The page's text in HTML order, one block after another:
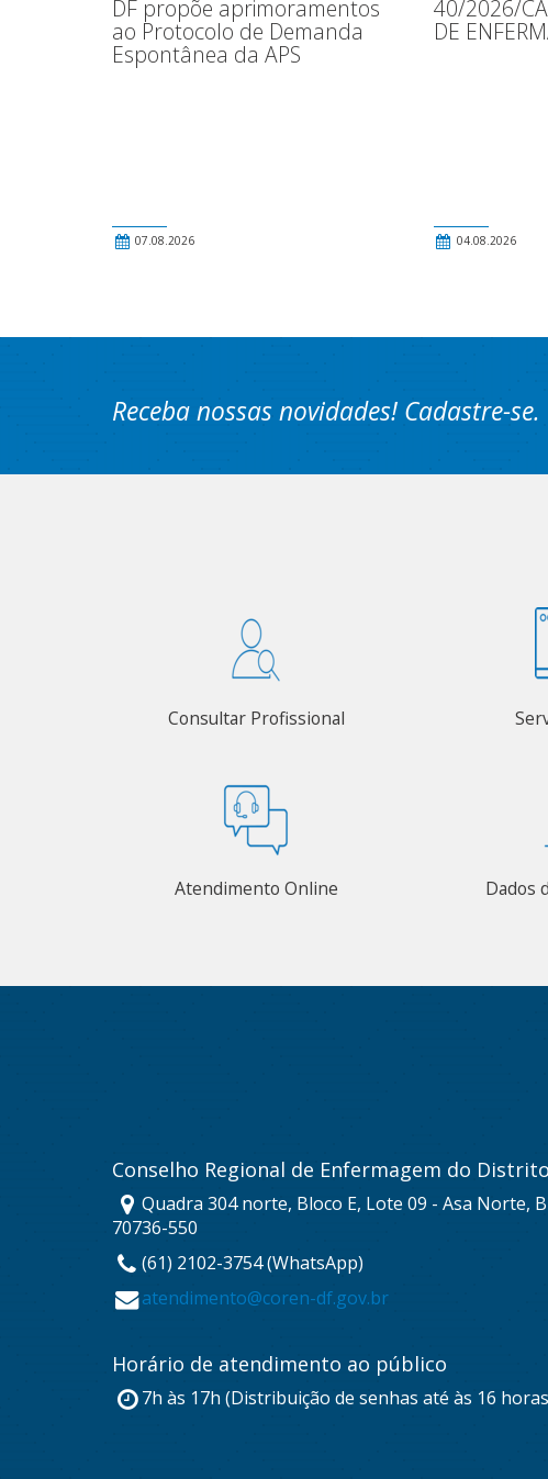
DF propõe aprimoramentos
ao Protocolo de Demanda
Espontânea da APS
07.08.2026
40/2026/
DE
04.08.2026
Receba nossas novidades! Cadastre-se.
Consultar Profissional
Atendimento Online Dados
Conselho Regional de Enfermagem do
Quadra 304 norte, Bloco E, Lote 09 - Asa Norte,
70736-550
(61) 2102-3754 (WhatsApp)
atendimento@coren-df.gov.br
Horário de atendimento ao público
7h às 17h (Distribuição de senhas até às 16